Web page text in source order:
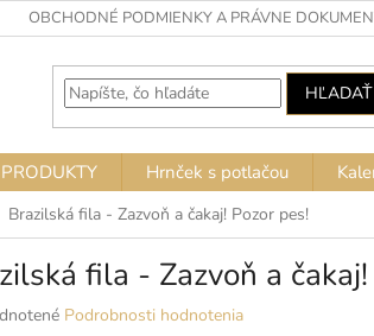
OBCHODNÉ PODMIENKY A PRÁVNE
HĽADAŤ
Hrnček s potlačou
Brazilská fila - Zazvoň a čakaj! Pozor pes!
fila - Zazvoň a čakaj!
Podrobnosti hodnotenia